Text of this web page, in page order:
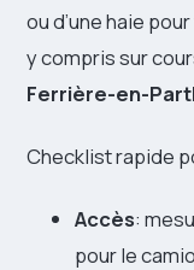
ou d’une haie
y compris sur
Ferrière-en-
Checklist rapide
Accès:
pour le